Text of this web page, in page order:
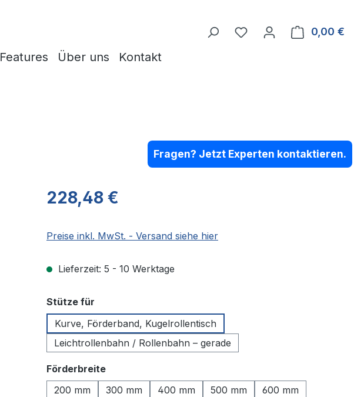
Du hast 0 Produkte auf
0,00 €
Features Über uns Kontakt
Fragen? Jetzt Experten kontaktieren.
Regulärer Preis:
228,48 €
Preise inkl. MwSt. - Versand siehe hier
Lieferzeit: 5 - 10 Werktage
Stütze für
Kurve, Förderband, Kugelrollentisch
Leichtrollenbahn / Rollenbahn – gerade
Förderbreiteauswählen
200 mm
300 mm 400 mm 500 mm
600 mm